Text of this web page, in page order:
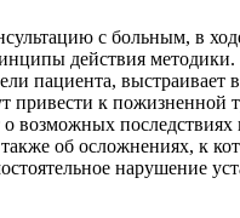
с больным, в
действия методики.
пациента, выстраивает
привести к пожизненной
о возможных
об осложнениях, к
нарушение